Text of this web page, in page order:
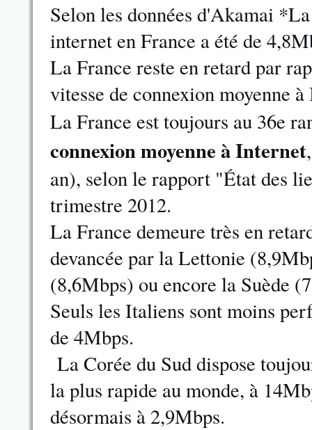
Selon les données d'Akamai
internet en France a été de
La France reste en retard par
vitesse de connexion moyenne
La France est toujours au 36e
connexion moyenne à Internet
an), selon le rapport "État des
trimestre 2012.
La France demeure très en
devancée par la Lettonie
(8,6Mbps) ou encore la Suède
Seuls les Italiens sont moins
de 4Mbps.
La Corée du Sud dispose
la plus rapide au monde, à
désormais à 2,9Mbps.